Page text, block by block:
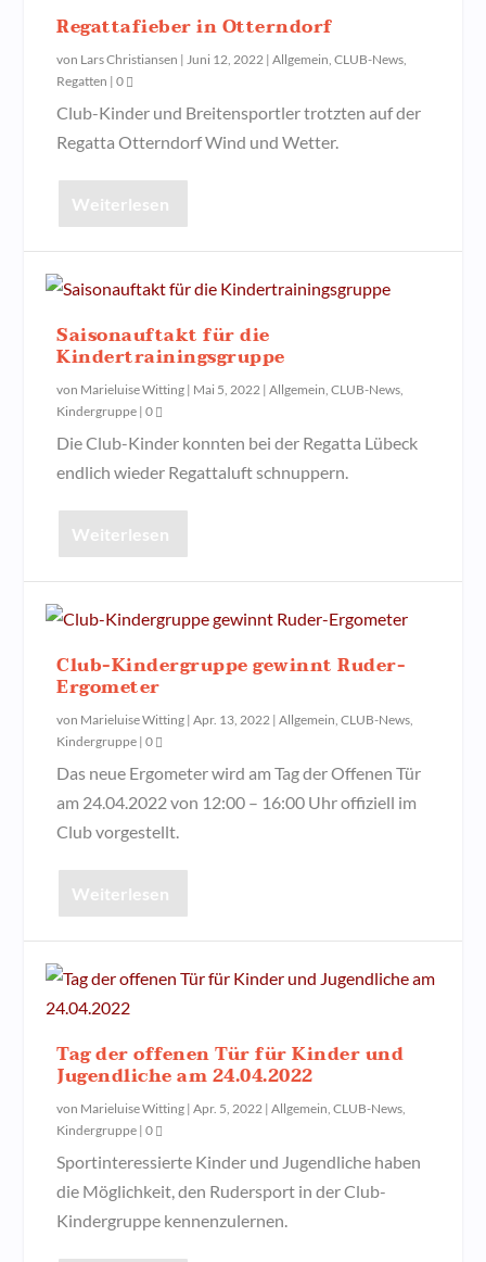
Regattafieber in Otterndorf
von Lars Christiansen |Juni 12, 2022 |Allgemein,CLUB-News,
Regatten |0
Club-Kinder und Breitensportler trotzten auf der
Regatta Otterndorf Wind und Wetter.
Weiterlesen
Saisonauftakt für die
Kindertrainingsgruppe
von Marieluise Witting | Mai 5, 2022 |Allgemein,CLUB-News,
Kindergruppe |0
Die Club-Kinder konnten bei der Regatta Lübeck
endlich wieder Regattaluft schnuppern.
Weiterlesen
Club-Kindergruppe gewinnt Ruder-
Ergometer
von Marieluise Witting |Apr. 13, 2022 |Allgemein,CLUB-News,
Kindergruppe |0
Das neue Ergometer wird am Tag der Offenen Tür
am 24.04.2022 von 12:00 – 16:00 Uhr offiziell im
Club vorgestellt.
Weiterlesen
Tag der offenen Tür für Kinder und
Jugendliche am 24.04.2022
von Marieluise Witting |Apr. 5, 2022 |Allgemein,CLUB-News,
Kindergruppe |0
Sportinteressierte Kinder und Jugendliche haben
die Möglichkeit, den Rudersport in der Club-
Kindergruppe kennenzulernen.